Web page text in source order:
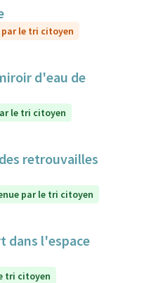
par le tri citoyen
d'eau de
le tri citoyen
retrouvailles
par le tri citoyen
dans l'espace
tri citoyen